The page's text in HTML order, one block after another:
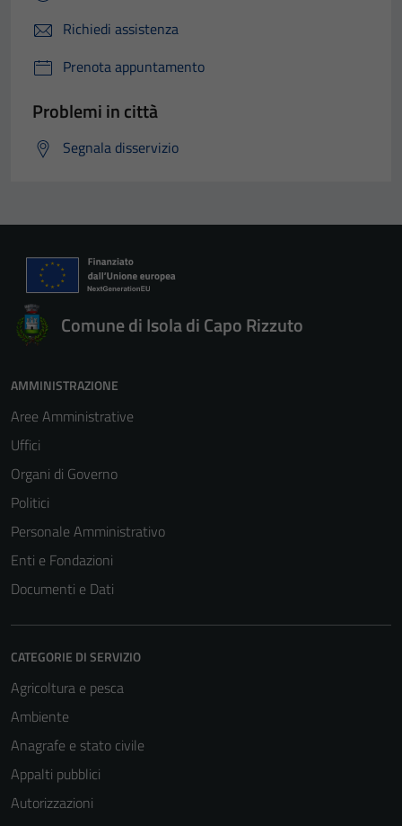
Richiedi assistenza
Prenota appuntamento
Problemi in città
Segnala disservizio
Comune di Isola di Capo Rizzuto
AMMINISTRAZIONE
Aree Amministrative
Uffici
Organi di Governo
Politici
Personale Amministrativo
Enti e Fondazioni
Documenti e Dati
CATEGORIE DI SERVIZIO
Agricoltura e pesca
Ambiente
Anagrafe e stato civile
Appalti pubblici
Autorizzazioni